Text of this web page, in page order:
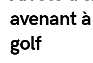
avenant
golf